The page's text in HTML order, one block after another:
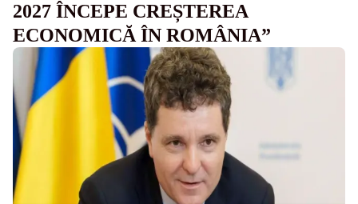
2027 ÎNCEPE CREȘTEREA
ECONOMICĂ ÎN ROMÂNIA”